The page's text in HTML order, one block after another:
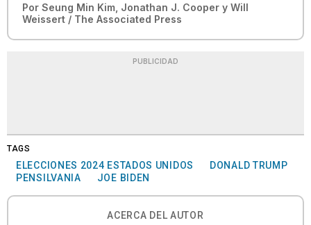
Por Seung Min Kim, Jonathan J. Cooper y Will
Weissert / The Associated Press
PUBLICIDAD
TAGS
ELECCIONES 2024 ESTADOS UNIDOS
DONALD TRUMP
PENSILVANIA
JOE BIDEN
ACERCA DEL AUTOR